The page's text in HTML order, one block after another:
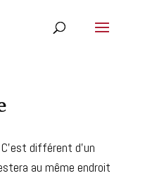
différent d’un
au même endroit